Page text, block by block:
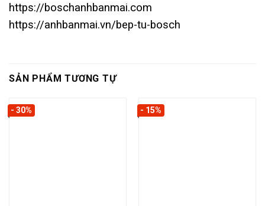
https://boschanhbanmai.com
https://anhbanmai.vn/bep-tu-bosch
SẢN PHẨM TƯƠNG TỰ
- 30% - 15%